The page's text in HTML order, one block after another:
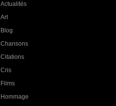
Actualités
Art
Blog
Chansons
Citations
Cris
Films
Hommage